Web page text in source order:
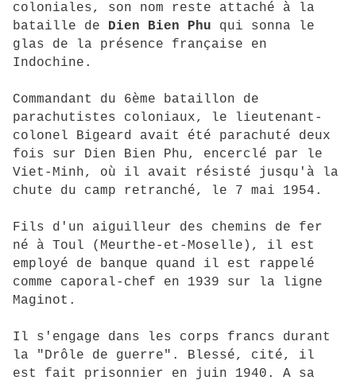
coloniales, son nom reste attaché à la
bataille de Dien Bien Phu qui sonna le
glas de la présence française en
Indochine.
Commandant du 6ème bataillon de
parachutistes coloniaux, le lieutenant-
colonel Bigeard avait été parachuté deux
fois sur Dien Bien Phu, encerclé par le
Viet-Minh, où il avait résisté jusqu'à la
chute du camp retranché, le 7 mai 1954.
Fils d'un aiguilleur des chemins de fer
né à Toul (Meurthe-et-Moselle), il est
employé de banque quand il est rappelé
comme caporal-chef en 1939 sur la ligne
Maginot.
Il s'engage dans les corps francs durant
la "Drôle de guerre". Blessé, cité, il
est fait prisonnier en juin 1940. A sa